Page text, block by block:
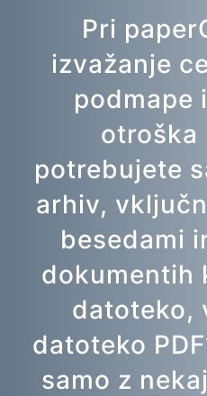
Pri
izvažanje
podmape
otroška
potrebujete
arhiv,
besedami
dokumentih
datoteko,
datoteko
samo z